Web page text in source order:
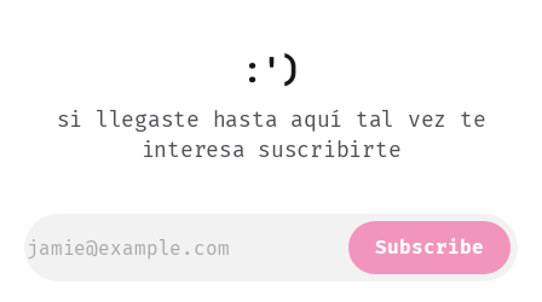
:')
si llegaste hasta aquí tal vez te
interesa suscribirte
Subscribe